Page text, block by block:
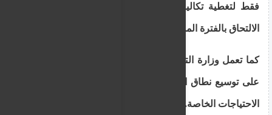
فقط لتغطية تكاليف وجبات الأطفال الذين يختارون
الالتحاق بالفترة المسائية في المدارس الحكومية.
كما تعمل وزارة التعليم والثقافة، ابتداءً من هذا العام،
على توسيع نطاق البرنامج ليشمل جميع مدارس ذوي
الاحتياجات الخاصة.